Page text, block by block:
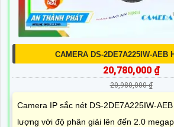
CAMERA DS-2DE7A225IW-AEB
20,780,000 ₫
20,980,000 ₫
Camera IP sắc nét DS-2DE7A225IW-
lượng với độ phân giải lên đến 2.0